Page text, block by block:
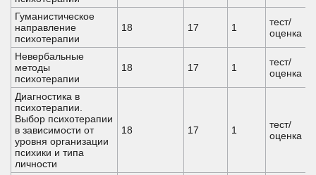
Гуманистическое
направление
психотерапии
18 17 1
тест/
оценка
Невербальные
методы
психотерапии
18 17 1
тест/
оценка
Диагностика в
психотерапии.
Выбор психотерапии
в зависимости от
уровня организации
психики и типа
личности
18 17 1
тест/
оценка